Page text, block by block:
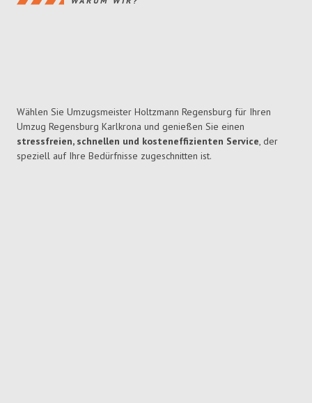
Wählen Sie Umzugsmeister Holtzmann Regensburg für Ihren
Umzug Regensburg Karlkrona und genießen Sie einen
stressfreien, schnellen und kosteneffizienten Service, der
speziell auf Ihre Bedürfnisse zugeschnitten ist.